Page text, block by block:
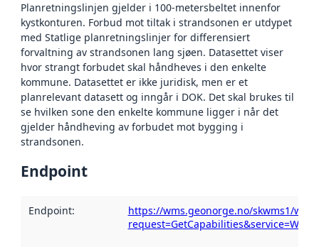
Planretningslinjen gjelder i 100-metersbeltet innenfor
kystkonturen. Forbud mot tiltak i strandsonen er utdypet
med Statlige planretningslinjer for differensiert
forvaltning av strandsonen lang sjøen. Datasettet viser
hvor strangt forbudet skal håndheves i den enkelte
kommune. Datasettet er ikke juridisk, men er et
planrelevant datasett og inngår i DOK. Det skal brukes til
se hvilken sone den enkelte kommune ligger i når det
gjelder håndheving av forbudet mot bygging i
strandsonen.
Endpoint
Endpoint:
https://wms.geonorge.no/skwms1/
request=GetCapabilities&service=WMS